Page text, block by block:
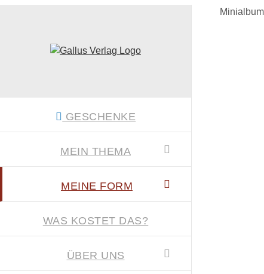
GESCHENKE
MEIN THEMA
MEINE FORM
WAS KOSTET DAS?
ÜBER UNS